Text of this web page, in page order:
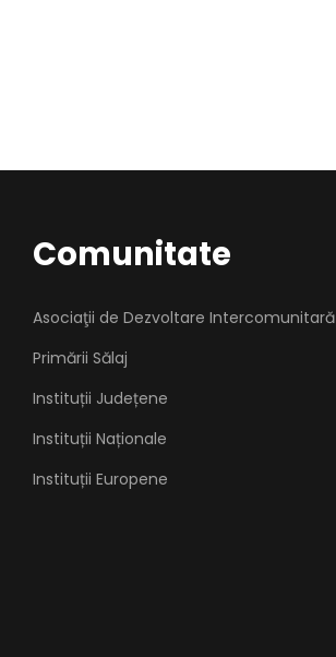
Comunitate
Asociaţii de Dezvoltare Intercomunitară
Primării Sălaj
Instituții Județene
Instituții Naționale
Instituții Europene